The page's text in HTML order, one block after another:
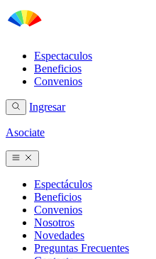
Espectaculos
Beneficios
Convenios
Ingresar
Asociate
Espectáculos
Beneficios
Convenios
Nosotros
Novedades
Preguntas Frecuentes